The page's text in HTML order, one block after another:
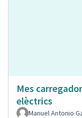
Mes
elèctrics
Manuel Antonio